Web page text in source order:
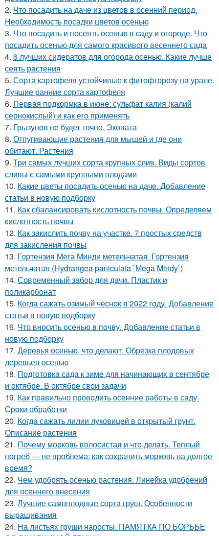
2. Что посадить на даче из цветов в осенний период.
Необходимость посадки цветов осенью
3. Что посадить и посеять осенью в саду и огороде. Что
посадить осенью для самого красивого весеннего сада
4. 6 лучших сидератов для огорода осенью. Какие лучше
сеять растения
5. Сорта картофеля устойчивые к фитофторозу на урале.
Лучшие ранние сорта картофеля
6. Первая подкормка в июне: сульфат калия (калий
сернокислый) и как его применять
7. Грызунов не будет точно. Эковата
8. Отпугивающие растения для мышей и где они
обитают. Растения
9. Три самых лучших сорта крупных слив. Виды сортов
сливы с самыми крупными плодами
10. Какие цветы посадить осенью на даче. Добавление
статьи в новую подборку
11. Как сбалансировать кислотность почвы. Определяем
кислотность почвы
12. Как закислить почву на участке. 7 простых средств
для закисления почвы
13. Гортензия Мега Минди метельчатая. Гортензия
метельчатая (Hydrangea paniculata `Mega Mindy`)
14. Современный забор для дачи. Пластик и
поликарбонат
15. Когда сажать озимый чеснок в 2022 году. Добавление
статьи в новую подборку
16. Что вносить осенью в почву. Добавление статьи в
новую подборку
17. Деревья осенью, что делают. Обрезка плодовых
деревьев осенью
18. Подготовка сада к зиме для начинающих в сентябре
и октябре. В октябре свои задачи
19. Как правильно проводить осенние работы в саду.
Сроки обработки
20. Когда сажать лилии луковицей в открытый грунт.
Описание растения
21. Почему морковь волосистая и что делать. Теплый
погреб — не проблема: как сохранить морковь на долгое
время?
22. Чем удобрять осенью растения. Линейка удобрений
для осеннего внесения
23. Лучшие самоплодные сорта груш. Особенности
выращивания
24. На листьях груши наросты. ПАМЯТКА ПО БОРЬБЕ